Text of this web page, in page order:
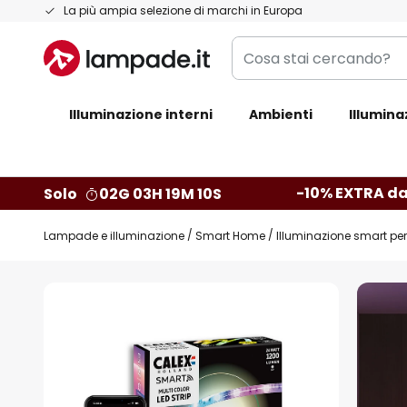
La più ampia selezione di marchi in Europa
Salta
contenuto
Cosa
stai
Illuminazione interni Ambienti
Solo 02G 03H 19M 09S -10% EXTRA
Lampade e illuminazione Smart Home Illuminazione smart